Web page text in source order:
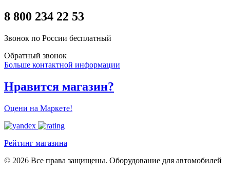
8 800 234 22 53
Звонок по России бесплатный
Обратный звонок
Больше контактной информации
Нравится магазин?
Оцени на Маркете!
Рейтинг магазина
© 2026 Все права защищены. Оборудование для автомобилей